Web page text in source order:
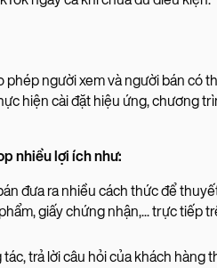
phép người xem và người bán có
hiện cài đặt hiệu ứng, chương
nhiều lợi ích như:
đưa ra nhiều cách thức để
giấy chứng nhận,... trực tiếp
trả lời câu hỏi của khách hàng